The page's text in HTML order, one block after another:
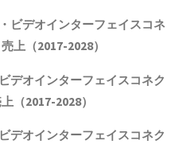
ビデオインターフェイスコネ
上（2017-2028）
デオインターフェイスコネク
（2017-2028）
デオインターフェイスコネク